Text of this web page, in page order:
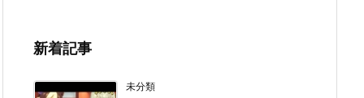
新着記事
未分類